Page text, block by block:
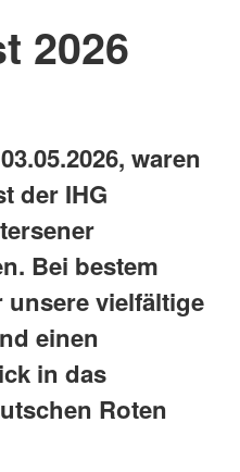
2026
waren
der IHG
Bei bestem
vielfältige
einen
in das
Roten